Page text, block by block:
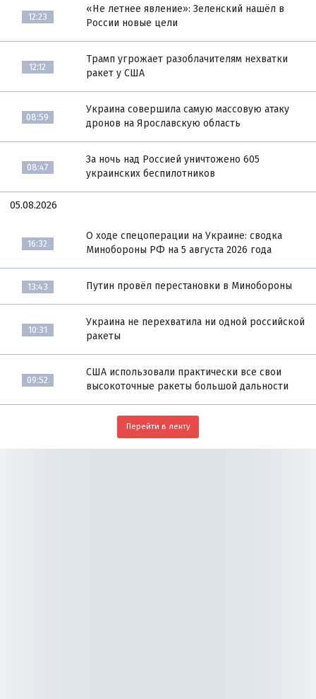
12:23
«Не летнее явление»: Зеленский нашёл в
России новые цели
12:12
Трамп угрожает разоблачителям нехватки
ракет у США
08:59
Украина совершила самую массовую атаку
дронов на Ярославскую область
08:47
За ночь над Россией уничтожено 605
украинских беспилотников
05.08.2026
16:32
О ходе спецоперации на Украине: сводка
Минобороны РФ на 5 августа 2026 года
13:43 Путин провёл перестановки в Минобороны
10:31
Украина не перехватила ни одной российской
ракеты
09:52
США использовали практически все свои
высокоточные ракеты большой дальности
Перейти в ленту